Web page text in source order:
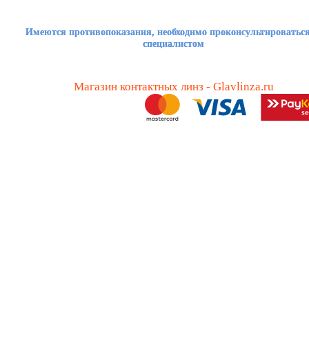
Имеются противопоказания, необходимо
специалистом
Магазин контактных линз - Glavlinza.ru